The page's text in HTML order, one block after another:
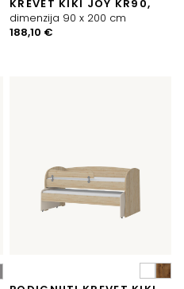
KREVET KIKI JOY KR90,
dimenzija 90 x 200 cm
188,10 €